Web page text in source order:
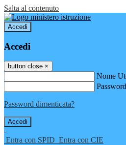
Salta al contenuto
Accedi
Accedi
button close ×
Nome
Password
Password dimenticata?
-
Entra con SPID Entra con CIE